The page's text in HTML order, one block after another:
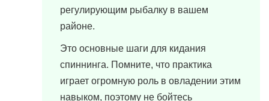
регулирующим рыбалку в вашем
районе.
Это основные шаги для кидания
спиннинга. Помните, что практика
играет огромную роль в овладении этим
навыком, поэтому не бойтесь